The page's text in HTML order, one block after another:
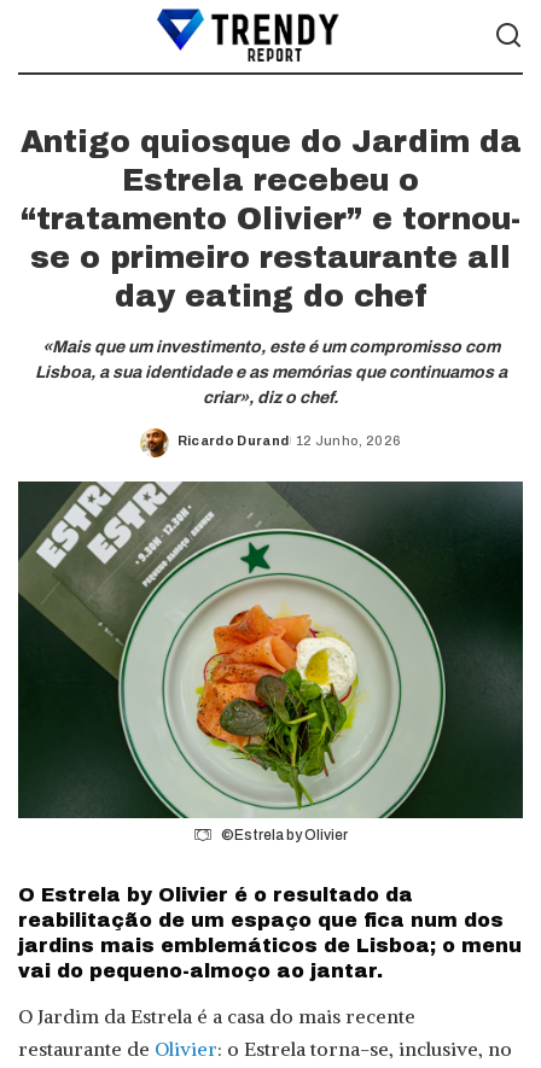
Antigo quiosque do Jardim da
Estrela recebeu o
“tratamento Olivier” e tornou-
se o primeiro restaurante all
day eating do chef
«Mais que um investimento, este é um compromisso com
Lisboa, a sua identidade e as memórias que continuamos a
criar», diz o chef.
Posted
Ricardo Durand 12 Junho, 2026
©Estrela by Olivier
O Estrela by Olivier é o resultado da
reabilitação de um espaço que fica num dos
jardins mais emblemáticos de Lisboa; o menu
vai do pequeno-almoço ao jantar.
O Jardim da Estrela é a casa do mais recente
restaurante de Olivier: o Estrela torna-se, inclusive, no